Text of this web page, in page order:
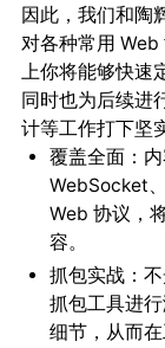
因此，我们和陶
对各种常用
上你将能够快速
同时也为后续进
计等工作打下坚
覆盖全面：
WebSocket
Web 协议，
容。
抓包实战：
抓包工具进
细节，从而